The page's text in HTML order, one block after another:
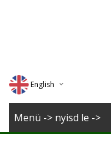
English
Deutsch
Menü -> nyisd le ->